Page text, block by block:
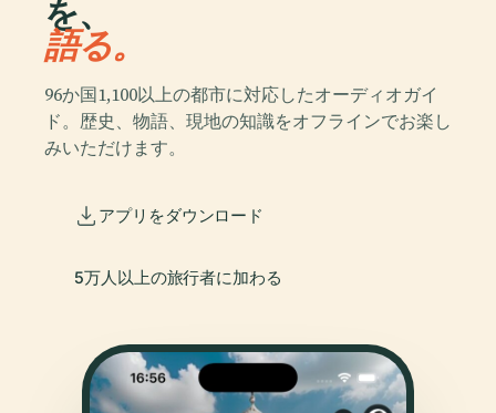
を、
語る。
96か国1,100以上の都市に対応したオーディオガイ
ド。歴史、物語、現地の知識をオフラインでお楽し
みいただけます。
アプリをダウンロード
5万人以上の旅行者に加わる